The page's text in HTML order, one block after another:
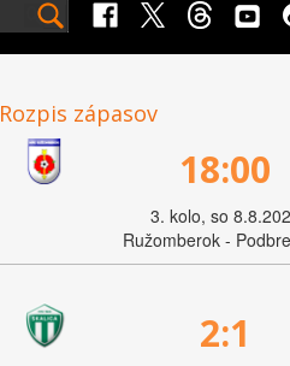
Rozpis zápasov
18:00
3. kolo, so
Ružomberok -
2:1